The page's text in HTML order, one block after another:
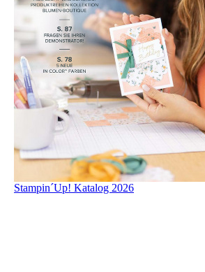
Stampin´Up! Katalog 2026